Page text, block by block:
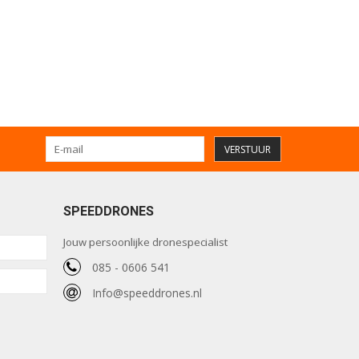
VERSTUUR
SPEEDDRONES
Jouw persoonlijke dronespecialist
085 - 0606 541
Info@speeddrones.nl